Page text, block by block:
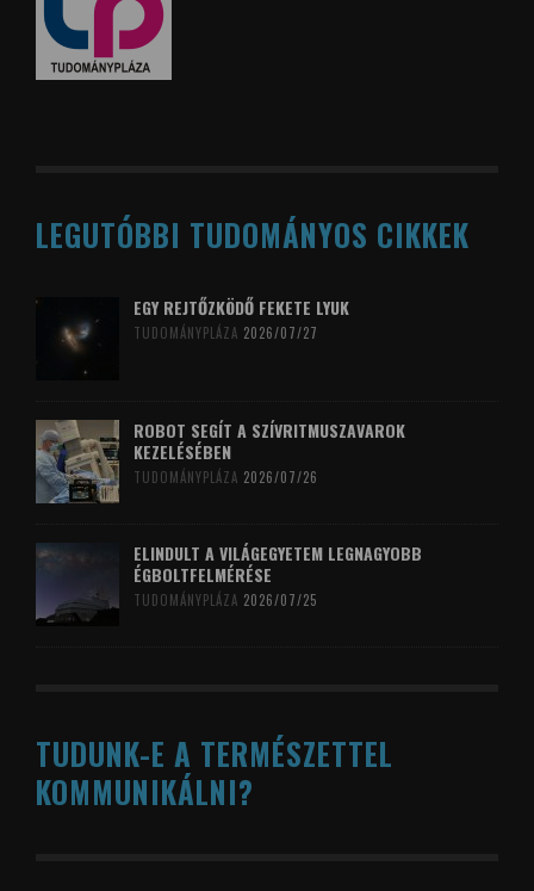
LEGUTÓBBI TUDOMÁNYOS CIKKEK
EGY REJTŐZKÖDŐ FEKETE LYUK
TUDOMÁNYPLÁZA 2026/07/27
ROBOT SEGÍT A SZÍVRITMUSZAVAROK
KEZELÉSÉBEN
TUDOMÁNYPLÁZA 2026/07/26
ELINDULT A VILÁGEGYETEM LEGNAGYOBB
ÉGBOLTFELMÉRÉSE
TUDOMÁNYPLÁZA 2026/07/25
TUDUNK-E A TERMÉSZETTEL
KOMMUNIKÁLNI?